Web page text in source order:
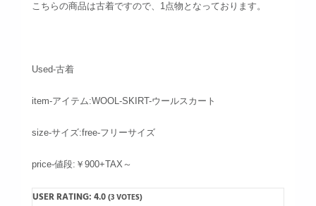
こちらの商品は古着ですので、1点物となっております。
Used-古着
item-アイテム:WOOL-SKIRT-ウールスカート
size-サイズ:free-フリーサイズ
price-値段:￥900+TAX～
USER RATING:4.0(3VOTES)